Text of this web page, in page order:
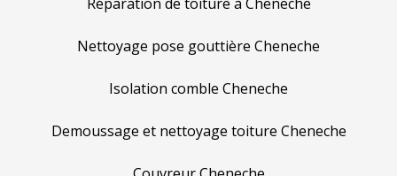
Nettoyage pose gouttière Cheneche
Isolation comble Cheneche
Demoussage et nettoyage toiture Cheneche